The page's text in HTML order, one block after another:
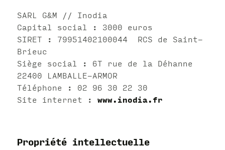
SARL G&M // Inodia
Capital social : 3000 euros
SIRET : 79951402100044 RCS de Saint-
Brieuc
Siège social : 6T rue de la Déhanne
22400 LAMBALLE-ARMOR
Téléphone : 02 96 30 22 30
Site internet : www.inodia.fr
Propriété intellectuelle